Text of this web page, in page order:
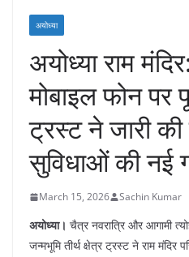
अयोध्या
अयोध्या राम
मोबाइल फोन पर
ट्रस्ट ने जारी
सुविधाओं की नई
March 15, 2026 Sachin Kumar
अयोध्या। चैत्र नवरात्रि और आगामी
जन्मभूमि तीर्थ क्षेत्र ट्रस्ट ने राम मंदिर